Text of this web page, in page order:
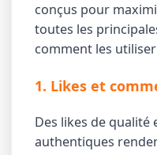
conçus pour
toutes les
comment les
1. Likes et
Des likes de qualité
authentiques